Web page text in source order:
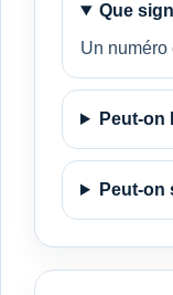
Que
Un
Peut-on
Peut-on